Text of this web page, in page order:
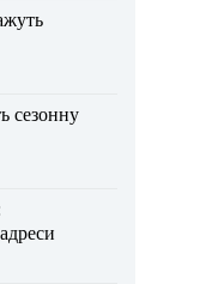
сезонну